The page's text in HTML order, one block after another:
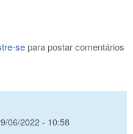
separa postar comentários
06/2022 - 10:58